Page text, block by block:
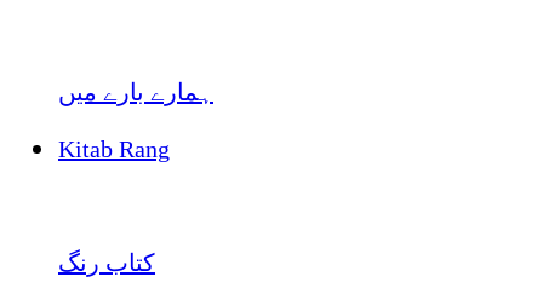
ہمارے بارے میں
Kitab Rang
کتاب رنگ